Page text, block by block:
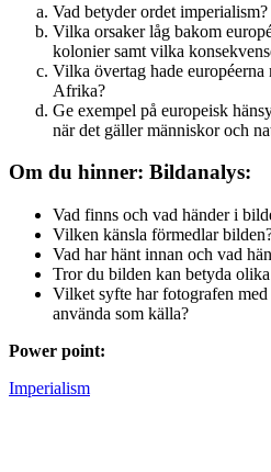
Vad betyder ordet imperialism?
Vilka orsaker låg bakom
kolonier samt vilka
Vilka övertag hade
Afrika?
Ge exempel på europeisk
när det gäller människor och
Om du hinner: Bildanalys:
Vad finns och vad händer i
Vilken känsla förmedlar
Vad har hänt innan och vad
Tror du bilden kan betyda
Vilket syfte har fotografen
använda som källa?
Power point:
Imperialism